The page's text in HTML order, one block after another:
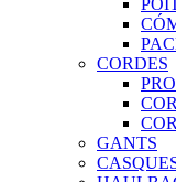
CORDES
GANTS